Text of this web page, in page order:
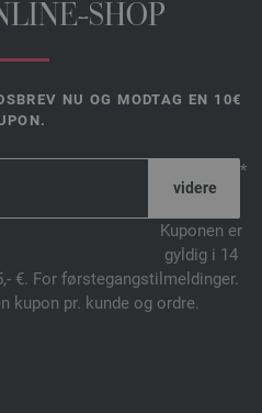
SHOP
NU OG MODTAG EN 10€
*
Kuponen er
gyldig i 14
€. For førstegangstilmeldinger.
kupon pr. kunde og ordre.